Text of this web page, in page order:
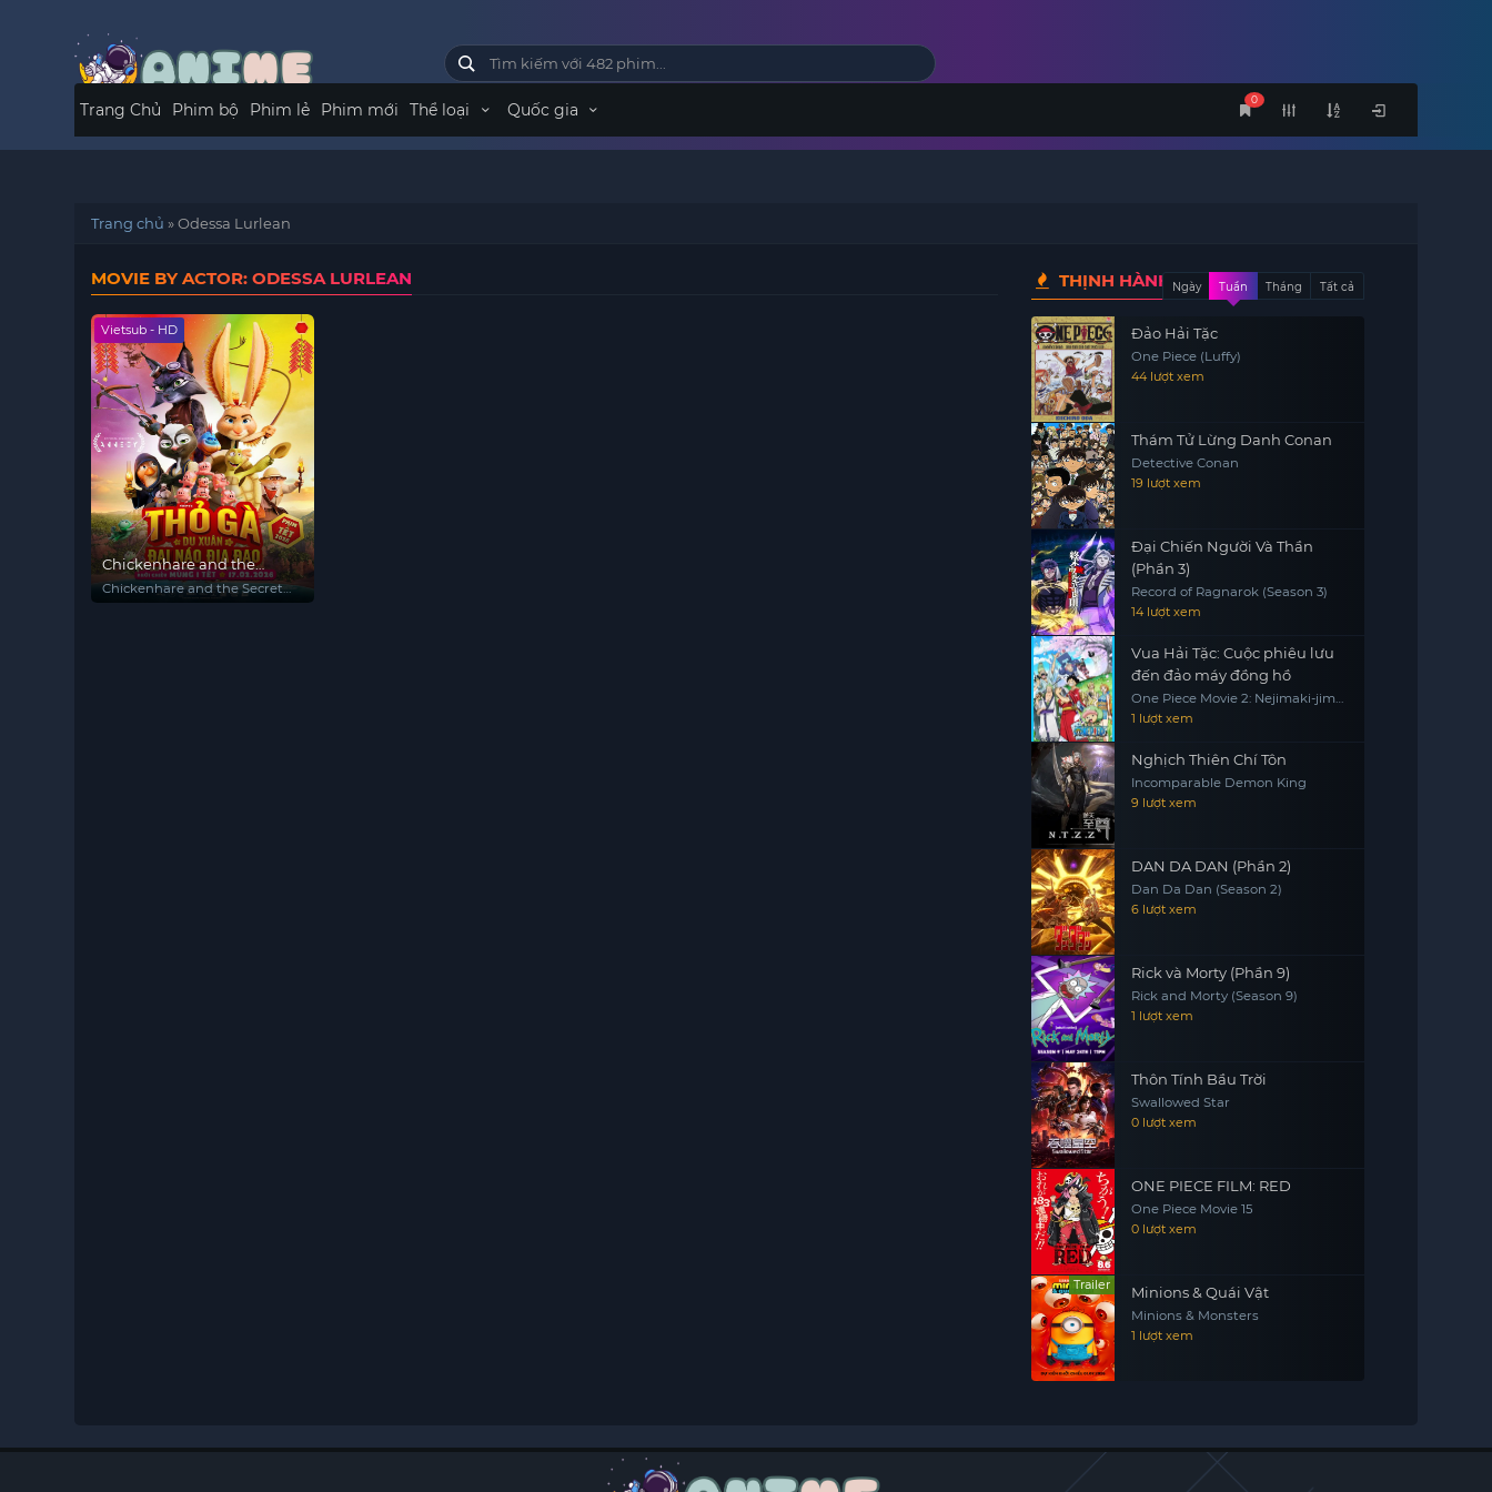
0
Trang Chủ Phim bộ Phim lẻ Phim mới Thể loại Quốc gia
Trang chủ »Odessa Lurlean
MOVIE BY ACTOR: ODESSA LURLEAN
Vietsub - HD
Chickenhare and the
Secret of the Groundhog
Chickenhare and the Secret
THỊNH HÀNHNgày Tuần Tháng Tất cả
Đảo Hải Tặc
One Piece (Luffy)
44 lượt xem
Thám Tử Lừng Danh Conan
Detective Conan
19 lượt xem
Đại Chiến Người Và Thần
(Phần 3)
Record of Ragnarok (Season 3)
14 lượt xem
Vua Hải Tặc: Cuộc phiêu lưu
đến đảo máy đồng hồ
One Piece Movie 2: Nejimaki-jima
no Daibouken, One Piece:
Nejimakijima no Bouken, One
1 lượt xem
Nghịch Thiên Chí Tôn
Incomparable Demon King
9 lượt xem
DAN DA DAN (Phần 2)
Dan Da Dan (Season 2)
6 lượt xem
Rick và Morty (Phần 9)
Rick and Morty (Season 9)
1 lượt xem
Thôn Tính Bầu Trời
Swallowed Star
0 lượt xem
ONE PIECE FILM: RED
One Piece Movie 15
0 lượt xem
Trailer Minions & Quái Vật
Minions & Monsters
1 lượt xem